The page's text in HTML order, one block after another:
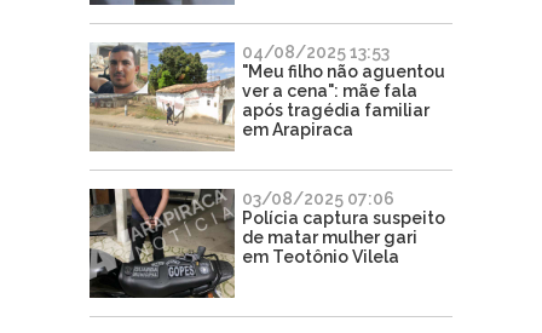
04/08/2025 13:53
"Meu filho não aguentou
ver a cena": mãe fala
após tragédia familiar
em Arapiraca
03/08/2025 07:06
Polícia captura suspeito
de matar mulher gari
em Teotônio Vilela